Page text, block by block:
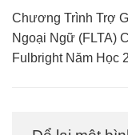
Chương Trình Trợ
Ngoại Ngữ (FLTA)
Fulbright Năm Học